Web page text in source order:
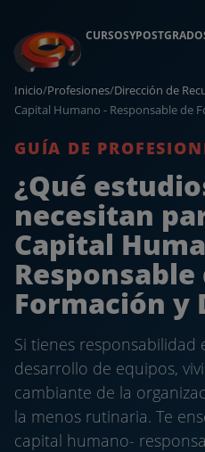
Inicio/Profesiones/Dirección de
Capital Humano - Responsable de
GUÍA DE
¿Qué
necesitan
Capital
Responsable
Formación y
Si tienes responsabilidad
desarrollo de equipos,
cambiante de la
la menos rutinaria. Te
capital humano-